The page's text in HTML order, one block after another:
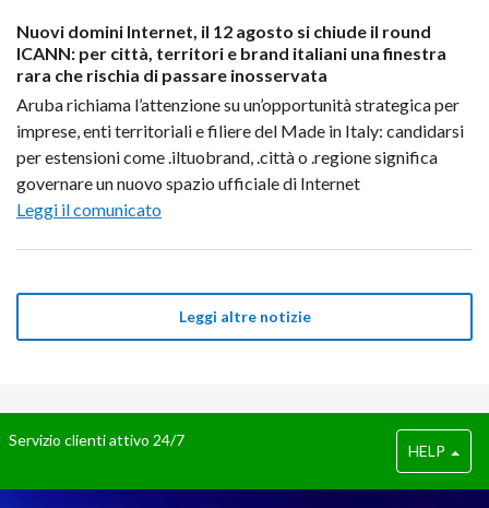
Nuovi domini Internet, il 12 agosto si chiude il round
ICANN: per città, territori e brand italiani una finestra
rara che rischia di passare inosservata
Aruba richiama l’attenzione su un’opportunità strategica per
imprese, enti territoriali e filiere del Made in Italy: candidarsi
per estensioni come .iltuobrand, .città o .regione significa
governare un nuovo spazio ufficiale di Internet
Leggi il comunicato
Leggi altre notizie
HELP
Servizio clienti attivo 24/7